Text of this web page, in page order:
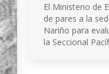
El Ministerio de
de pares a la
Nariño para
la Seccional